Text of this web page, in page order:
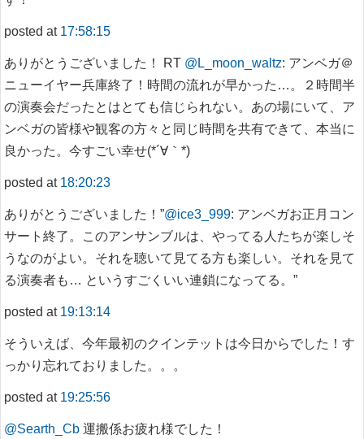
posted at 17:58:15
ありがとうございました！ RT @L_moon_waltz: アンベガ＠
ニューイヤー兵庫終了！時間の流れが早かった…。２時間半
の演奏会だったとはとても信じられない。あの場にいて、ア
ンベガの皆様や観客の方々と同じ時間を共有できて、本当に
良かった。今すごい幸せ(*´∀｀*)
posted at 18:20:23
ありがとうございました！”@ice3_999: アンベガお正月コン
サート終了。このアンサンブルは、やってる人たちが楽しそ
うなのがよい。それを聴いて見てる方も楽しい。それを見て
る演奏者も… というすごくいい連鎖になってる。”
posted at 19:13:14
そういえば、今年最初のクインテットは今日からでした！す
っかり忘れておりました。。。
posted at 19:25:56
@Searth_Cb 運搬係お疲れ様でした！